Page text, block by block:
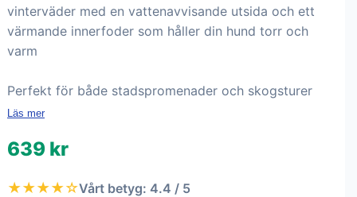
vinterväder med en vattenavvisande utsida och ett
värmande innerfoder som håller din hund torr och
varm
Perfekt för både stadspromenader och skogsturer
Läs mer
639 kr
★★★★☆Vårt betyg: 4.4 / 5